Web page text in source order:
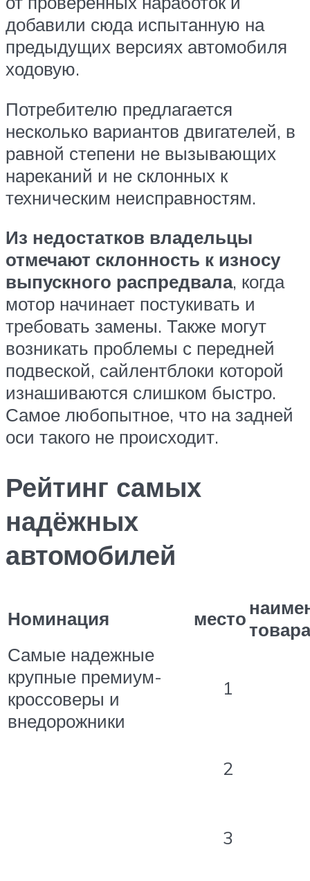
добавили сюда испытанную на
предыдущих версиях автомобиля
ходовую.
Потребителю предлагается
несколько вариантов двигателей, в
равной степени не вызывающих
нареканий и не склонных к
техническим неисправностям.
Из недостатков владельцы
отмечают склонность к износу
выпускного распредвала, когда
мотор начинает постукивать и
требовать замены. Также могут
возникать проблемы с передней
подвеской, сайлентблоки которой
изнашиваются слишком быстро.
Самое любопытное, что на задней
оси такого не происходит.
Рейтинг самых
надёжных
автомобилей
Номинация местотовара
Самые надежные
крупные премиум-
кроссоверы и
внедорожники
1
2
3